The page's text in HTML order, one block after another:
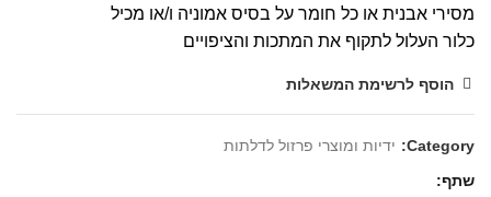
מסירי אבנית או כל חומר על בסיס אמוניה ו/או מכיל
כלור העלול לתקוף את המתכות והציפויים
הוסף לרשימת המשאלות
Category: ידיות ומוצרי פרזול לדלתות
שתף